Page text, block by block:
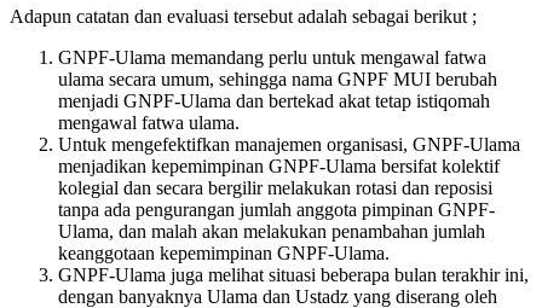
Adapun catatan dan evaluasi tersebut adalah sebagai berikut ;
GNPF-Ulama memandang perlu untuk mengawal fatwa
ulama secara umum, sehingga nama GNPF MUI berubah
menjadi GNPF-Ulama dan bertekad akat tetap istiqomah
mengawal fatwa ulama.
Untuk mengefektifkan manajemen organisasi, GNPF-Ulama
menjadikan kepemimpinan GNPF-Ulama bersifat kolektif
kolegial dan secara bergilir melakukan rotasi dan reposisi
tanpa ada pengurangan jumlah anggota pimpinan GNPF-
Ulama, dan malah akan melakukan penambahan jumlah
keanggotaan kepemimpinan GNPF-Ulama.
GNPF-Ulama juga melihat situasi beberapa bulan terakhir ini,
dengan banyaknya Ulama dan Ustadz yang diserang oleh